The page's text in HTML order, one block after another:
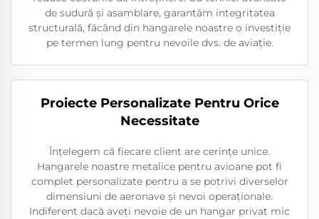
de sudură și asamblare, garantăm integritatea
structurală, făcând din hangarele noastre o investiție
pe termen lung pentru nevoile dvs. de aviație.
Proiecte Personalizate Pentru Orice
Necessitate
Înțelegem că fiecare client are cerințe unice.
Hangarele noastre metalice pentru avioane pot fi
complet personalizate pentru a se potrivi diverselor
dimensiuni de aeronave și nevoi operaționale.
Indiferent dacă aveți nevoie de un hangar privat mic